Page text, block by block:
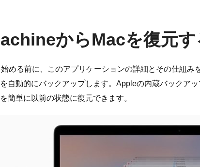
からMacを復元
める前に、このアプリケーションの詳細とその仕組
自動的にバックアップします。Appleの内蔵バックア
簡単に以前の状態に復元できます。